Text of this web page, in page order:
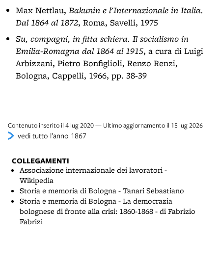
Max Nettlau, Bakunin e l'Internazionale in Italia.
Dal 1864 al 1872, Roma, Savelli, 1975
Su, compagni, in fitta schiera. Il socialismo in
Emilia-Romagna dal 1864 al 1915, a cura di Luigi
Arbizzani, Pietro Bonfiglioli, Renzo Renzi,
Bologna, Cappelli, 1966, pp. 38-39
Contenuto inserito il 4 lug 2020 — Ultimo aggiornamento il 15 lug 2026
vedi tutto l’anno 1867
COLLEGAMENTI
Associazione internazionale dei lavoratori -
Wikipedia
Storia e memoria di Bologna - Tanari Sebastiano
Storia e memoria di Bologna - La democrazia
bolognese di fronte alla crisi: 1860-1868 - di Fabrizio
Fabrizi